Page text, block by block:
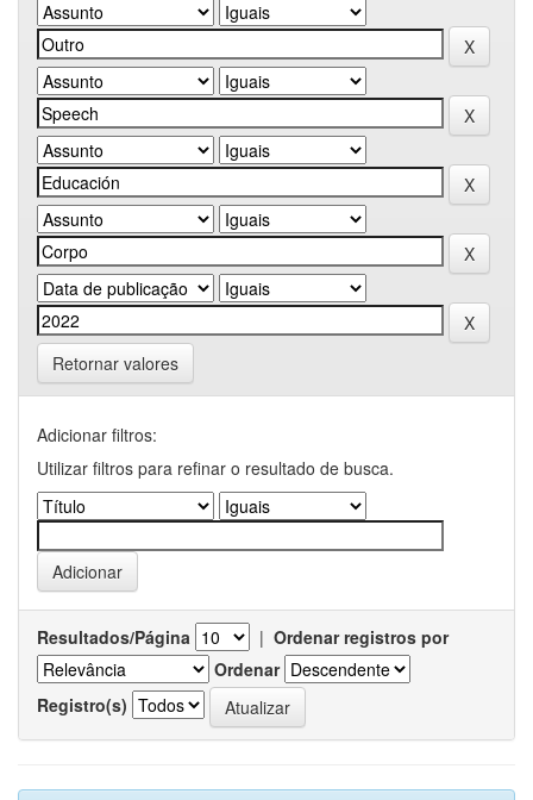
Retornar valores
Adicionar filtros:
Utilizar filtros para refinar o resultado de busca.
Resultados/Página | Ordenar registros por
Ordenar
Registro(s)